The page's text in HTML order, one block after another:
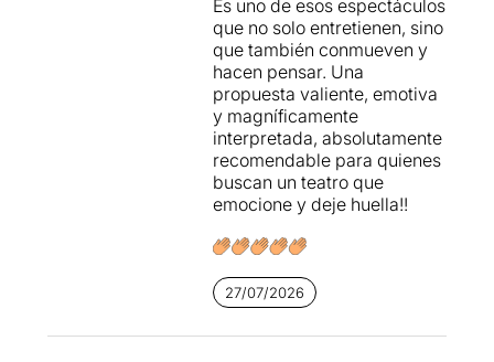
Es uno de esos espectáculos
que no solo entretienen, sino
que también conmueven y
hacen pensar. Una
propuesta valiente, emotiva
y magníficamente
interpretada, absolutamente
recomendable para quienes
buscan un teatro que
emocione y deje huella!!
27/07/2026